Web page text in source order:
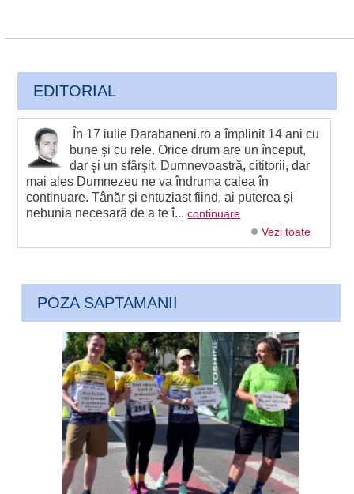
EDITORIAL
În 17 iulie Darabaneni.ro a împlinit 14 ani cu
bune şi cu rele. Orice drum are un început,
dar şi un sfârşit. Dumnevoastră, cititorii, dar
mai ales Dumnezeu ne va îndruma calea în
continuare. Tânăr și entuziast fiind, ai puterea și
nebunia necesară de a te î...continuare
Vezi toate
POZA SAPTAMANII